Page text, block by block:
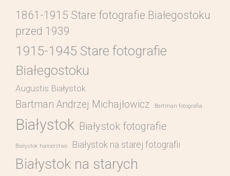
1861-1915 Stare fotografie Białegostoku
przed 1939
1915-1945 Stare fotografie
Białegostoku
Augustis Białystok
Bartman Andrzej Michajłowicz Bartman fotografia
Białystok Białystok fotografie
Białystok harcerstwo Białystok na starej fotografii
Białystok na starych